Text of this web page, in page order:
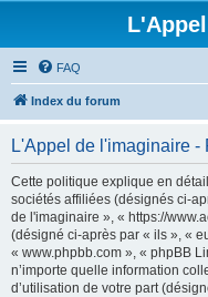
FAQ
Index du forum
L'Appel de l'imaginaire
Cette politique explique en
sociétés affiliées (désignés ci-
de l'imaginaire », « https://
(désigné ci-après par « ils », «
« www.phpbb.com », « phpBB
n’importe quelle information
d’utilisation de votre part